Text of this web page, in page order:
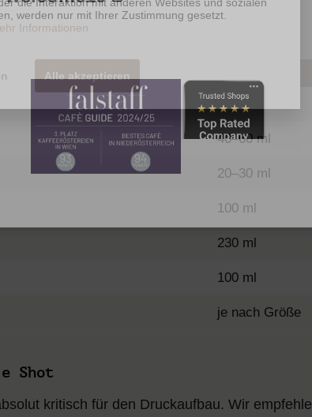
pure Kraft und eine dichte Crema erzielen.
20–30 ml
40–60 ml
20–30 ml
100 ml
230 ml
100 ml
je nach Größe
Shot
kritisch für den Druckaufbau. Wir
werden nur mit Ihrer Zustimmung gesetzt.
Informationen
Alle akzeptieren